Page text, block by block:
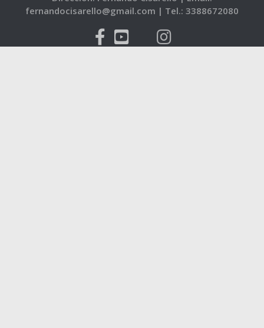
fernandocisarello@gmail.com | Tel.: 3388672080